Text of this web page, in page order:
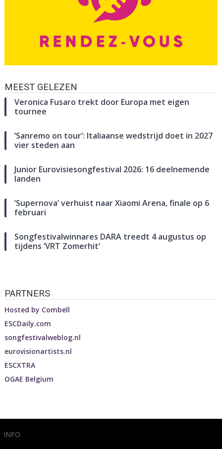
MEEST GELEZEN
Veronica Fusaro trekt door Europa met eigen
tournee
‘Sanremo on tour’: Italiaanse wedstrijd doet in 2027
vier steden aan
Junior Eurovisiesongfestival 2026: 16 deelnemende
landen
‘Supernova’ verhuist naar Xiaomi Arena, finale op 6
februari
Songfestivalwinnares DARA treedt 4 augustus op
tijdens ‘VRT Zomerhit’
PARTNERS
Hosted by Combell
ESCDaily.com
songfestivalweblog.nl
eurovisionartists.nl
ESCXTRA
OGAE Belgium
INFO